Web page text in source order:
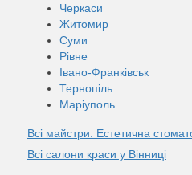
Черкаси
Житомир
Суми
Рівне
Івано-Франківськ
Тернопіль
Маріуполь
Всі майстри: Естетична
Всі салони краси у Вінниці